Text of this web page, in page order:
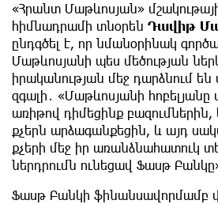
«Հրանտ Մաթևոսյան»
հիմնադրամի տնօրեն Դավիթ
ընդգծել է, որ նմանօրինակ
Մաթևոսյանի պես մեծության
իրականության մեջ դարձնում
զգալի․ «Մաթևոսյանի հոբելյանը
առիթով դիմեցինք բազումներին,
քչերն արձագանքեցին, և այդ
քչերի մեջ իր առանձնահատուկ
ներդրումն ունեցավ Ֆասթ
Ֆասթ Բանկի ֆինանսավորմամբ